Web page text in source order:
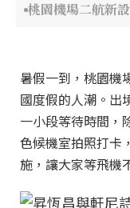
桃園機場二航新
暑假一到，桃園機
國度假的人潮。出
一小段等待時間，
色候機室拍照打卡
施，讓大家等飛機